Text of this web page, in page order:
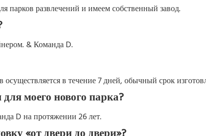
парков развлечений и имеем собственный завод.
& Команда D.
в течение 7 дней, обычный срок
моего нового парка?
D на протяжении 26 лет.